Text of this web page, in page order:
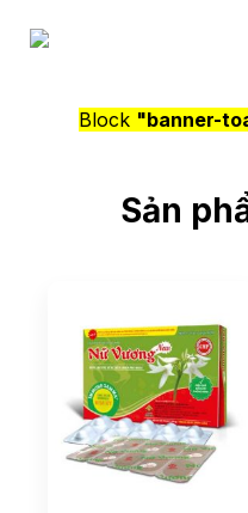
Block "banner-
Sản